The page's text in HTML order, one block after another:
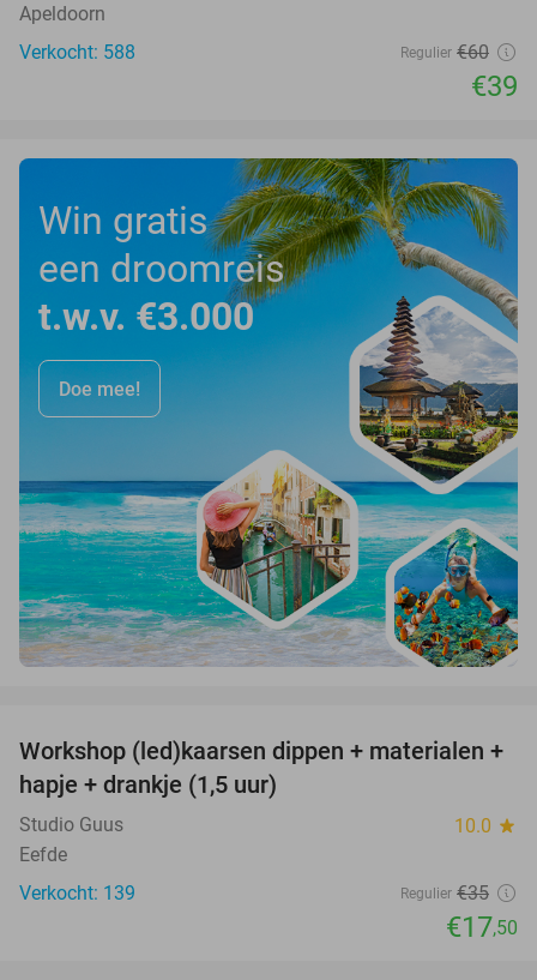
Apeldoorn
Verkocht: 588
Regulier €60
€39
Win gratis
een droomreis
t.w.v. €3.000
Doe mee!
50%
Workshop (led)kaarsen dippen + materialen +
hapje + drankje (1,5 uur)
Studio Guus 10.0 star
Eefde
Verkocht: 139
Regulier €35
€17,50